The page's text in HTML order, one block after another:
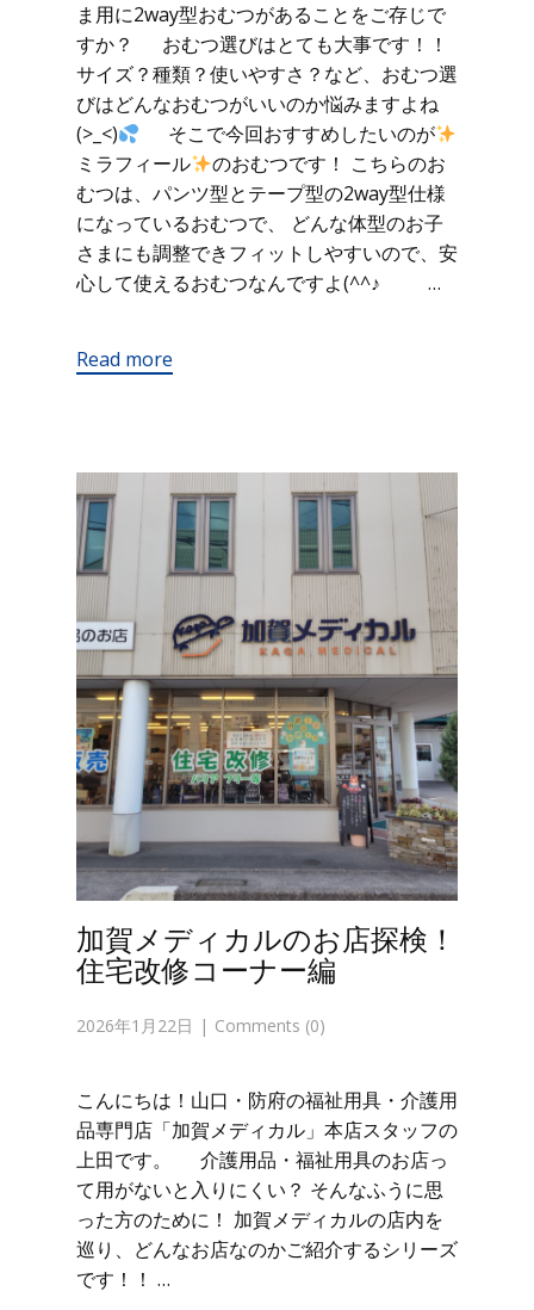
ま用に2way型おむつがあることをご存じで
すか？ おむつ選びはとても大事です！！
サイズ？種類？使いやすさ？など、おむつ選
びはどんなおむつがいいのか悩みますよね
(>_<)
そこで今回おすすめしたいのが
ミラフィール
のおむつです！ こちらのお
むつは、パンツ型とテープ型の2way型仕様
になっているおむつで、 どんな体型のお子
さまにも調整できフィットしやすいので、安
心して使えるおむつなんですよ(^^♪ …
Read more
加賀メディカルのお店探検！
住宅改修コーナー編
2026年1月22日 Comments (0)
こんにちは！山口・防府の福祉用具・介護用
品専門店「加賀メディカル」本店スタッフの
上田です。 介護用品・福祉用具のお店っ
て用がないと入りにくい？ そんなふうに思
った方のために！ 加賀メディカルの店内を
巡り、どんなお店なのかご紹介するシリーズ
です！！ …